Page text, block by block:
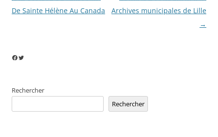
articles
De Sainte Hélène Au Canada
Archives municipales de Lille
→
Facebook
Twitter
Rechercher
Rechercher